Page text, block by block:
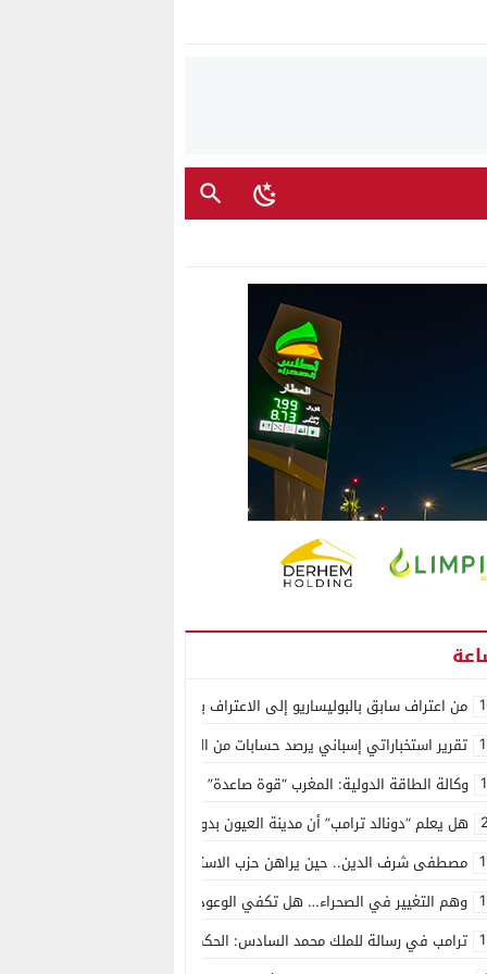
من اعتراف سابق بالبوليساريو إلى الاعتراف بسيادة المغرب على الصحراء..
تقرير استخباراتي إسباني يرصد حسابات من الجزائر وأرقاما بـ”213+” ضمن حملة رقمية منظمة حرّضت على اقتحام سبتة
وكالة الطاقة الدولية: المغرب “قوة صاعدة” في سوق المعادن الاستراتيجية
هل يعلم “دونالد ترامب” أن مدينة العيون بدون ماء؟
مصطفى شرف الدين.. حين يراهن حزب الاستقلال على الكفاءة ويمنح الشباب
وهم التغيير في الصحراء… هل تكفي الوعود الفارغة لصناعة الواقع؟
ترامب في رسالة للملك محمد السادس: الحكم الذاتي هو الأساس الوحيد لحل